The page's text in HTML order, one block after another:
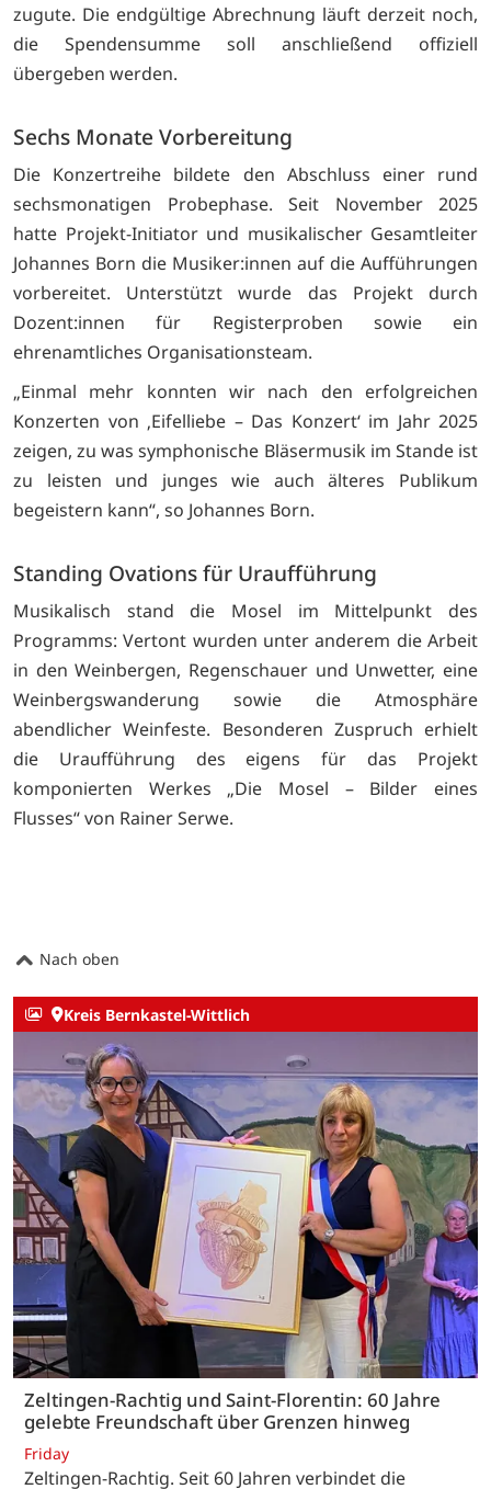
zugute. Die endgültige Abrechnung läuft derzeit noch,
die Spendensumme soll anschließend offiziell
übergeben werden.
Sechs Monate Vorbereitung
Die Konzertreihe bildete den Abschluss einer rund
sechsmonatigen Probephase. Seit November 2025
hatte Projekt-Initiator und musikalischer Gesamtleiter
Johannes Born die Musiker:innen auf die Aufführungen
vorbereitet. Unterstützt wurde das Projekt durch
Dozent:innen für Registerproben sowie ein
ehrenamtliches Organisationsteam.
„Einmal mehr konnten wir nach den erfolgreichen
Konzerten von ‚Eifelliebe – Das Konzert‘ im Jahr 2025
zeigen, zu was symphonische Bläsermusik im Stande ist
zu leisten und junges wie auch älteres Publikum
begeistern kann“, so Johannes Born.
Standing Ovations für Uraufführung
Musikalisch stand die Mosel im Mittelpunkt des
Programms: Vertont wurden unter anderem die Arbeit
in den Weinbergen, Regenschauer und Unwetter, eine
Weinbergswanderung sowie die Atmosphäre
abendlicher Weinfeste. Besonderen Zuspruch erhielt
die Uraufführung des eigens für das Projekt
komponierten Werkes „Die Mosel – Bilder eines
Flusses“ von Rainer Serwe.
Nach oben
Kreis Bernkastel-Wittlich
Zeltingen-Rachtig und Saint-Florentin: 60 Jahre
gelebte Freundschaft über Grenzen hinweg
Friday
Zeltingen-Rachtig. Seit 60 Jahren verbindet die